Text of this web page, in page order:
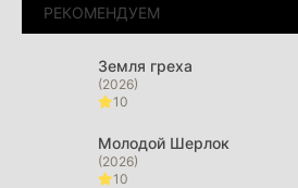
РЕКОМЕНДУЕМ
Земля греха
(2026)
10
Молодой Шерлок
(2026)
10